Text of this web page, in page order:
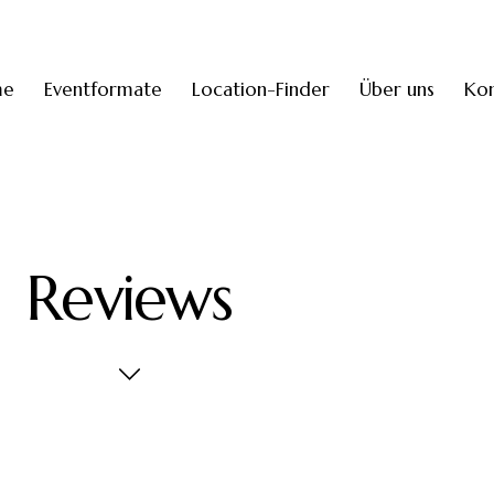
Eventformate Location-Finder Über uns
Reviews